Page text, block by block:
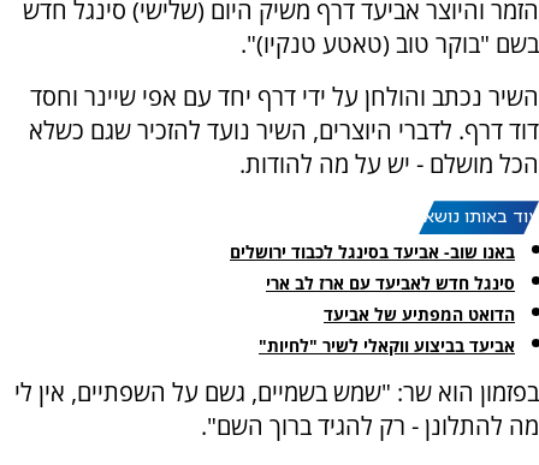
הזמר והיוצר אביעד דרף משיק היום (שלישי) סינגל חדש
בשם "בוקר טוב (טאטע טנקיו)".
השיר נכתב והולחן על ידי דרף יחד עם אפי שיינר וחסד
דוד דרף. לדברי היוצרים, השיר נועד להזכיר שגם כשלא
הכל מושלם - יש על מה להודות.
עוד באותו נושא:
באנו שוב- אביעד בסינגל לכבוד ירושלים
סינגל חדש לאביעד עם ארז לב ארי
הדואט המפתיע של אביעד
אביעד בביצוע ווקאלי לשיר "לחיות"
בפזמון הוא שר: "שמש בשמיים, גשם על השפתיים, אין לי
מה להתלונן - רק להגיד ברוך השם".